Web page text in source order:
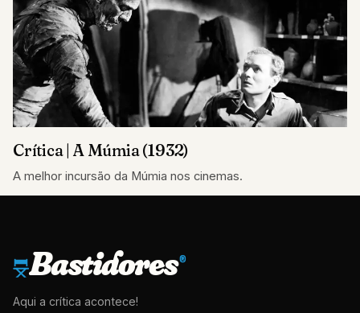
Crítica | A Múmia (1932)
A melhor incursão da Múmia nos cinemas.
Bastidores®
Aqui a crítica acontece!